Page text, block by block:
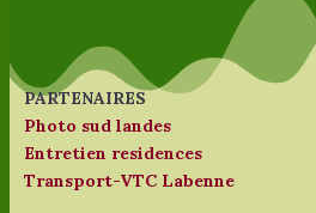
PARTENAIRES
Photo sud landes
Entretien residences
Transport-VTC Labenne